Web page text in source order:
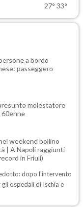
27° 33°
a bordo
passeggero
molestatore
60enne
weekend bollino
| A Napoli raggiunti
in Friuli)
dopo l'intervento
ospedali di Ischia e